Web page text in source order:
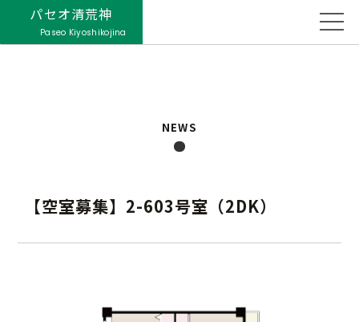
パセオ清荒神
Paseo Kiyoshikojina
【空室募集】2-603号室（2DK）
NEWS